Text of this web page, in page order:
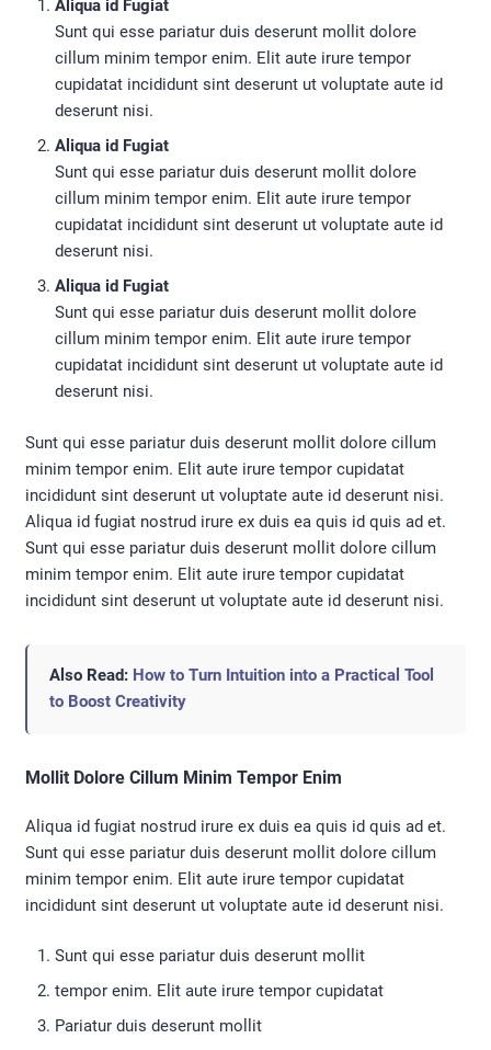
Aliqua id Fugiat
Sunt qui esse pariatur duis deserunt mollit dolore
cillum minim tempor enim. Elit aute irure tempor
cupidatat incididunt sint deserunt ut voluptate aute id
deserunt nisi.
Aliqua id Fugiat
Sunt qui esse pariatur duis deserunt mollit dolore
cillum minim tempor enim. Elit aute irure tempor
cupidatat incididunt sint deserunt ut voluptate aute id
deserunt nisi.
Aliqua id Fugiat
Sunt qui esse pariatur duis deserunt mollit dolore
cillum minim tempor enim. Elit aute irure tempor
cupidatat incididunt sint deserunt ut voluptate aute id
deserunt nisi.
Sunt qui esse pariatur duis deserunt mollit dolore cillum
minim tempor enim. Elit aute irure tempor cupidatat
incididunt sint deserunt ut voluptate aute id deserunt nisi.
Aliqua id fugiat nostrud irure ex duis ea quis id quis ad et.
Sunt qui esse pariatur duis deserunt mollit dolore cillum
minim tempor enim. Elit aute irure tempor cupidatat
incididunt sint deserunt ut voluptate aute id deserunt nisi.
Also Read: How to Turn Intuition into a Practical Tool
to Boost Creativity
Mollit Dolore Cillum Minim Tempor Enim
Aliqua id fugiat nostrud irure ex duis ea quis id quis ad et.
Sunt qui esse pariatur duis deserunt mollit dolore cillum
minim tempor enim. Elit aute irure tempor cupidatat
incididunt sint deserunt ut voluptate aute id deserunt nisi.
Sunt qui esse pariatur duis deserunt mollit
tempor enim. Elit aute irure tempor cupidatat
Pariatur duis deserunt mollit